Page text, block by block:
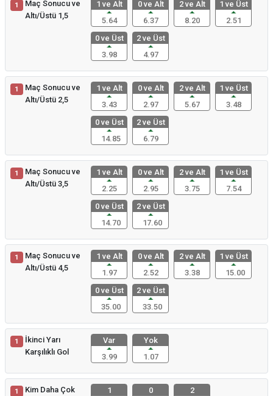
1
Maç Sonucu ve
Altı/Üstü 1,5
1 ve Alt
5.64
0 ve Alt
6.37
2 ve Alt
8.20
1 ve Üst
2.51
0 ve Üst
3.98
2 ve Üst
4.97
1
Maç Sonucu ve
Altı/Üstü 2,5
1 ve Alt
3.43
0 ve Alt
2.97
2 ve Alt
5.67
1 ve Üst
3.48
0 ve Üst
14.85
2 ve Üst
6.79
1
Maç Sonucu ve
Altı/Üstü 3,5
1 ve Alt
2.25
0 ve Alt
2.95
2 ve Alt
3.75
1 ve Üst
7.54
0 ve Üst
14.70
2 ve Üst
17.60
1
Maç Sonucu ve
Altı/Üstü 4,5
1 ve Alt
1.97
0 ve Alt
2.52
2 ve Alt
3.38
1 ve Üst
15.00
0 ve Üst
35.00
2 ve Üst
33.50
1
İkinci Yarı
Karşılıklı Gol
Var
3.99
Yok
1.07
1
Kim Daha Çok
1
0
2